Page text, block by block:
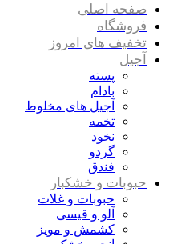
صفحه اصلی
فروشگاه
تخفیف های امروز
آجیل
پسته
بادام
آجیل های مخلوط
تخمه
نخود
گردو
فندق
حبوبات و خشکبار
حبوبات و غلات
آلو و قیسی
کشمش و مویز